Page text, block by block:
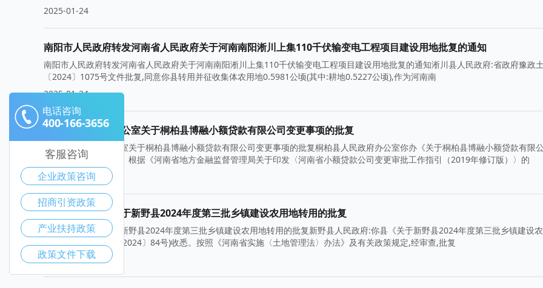
2025-01-24
南阳市人民政府转发河南省人民政府关于河南南阳淅川上集110千伏输变电工程项目建设用地批复的通知
南阳市人民政府转发河南省人民政府关于河南南阳淅川上集110千伏输变电工程项目建设用地批复的通知淅川县人民政府:省政府豫政土
〔2024〕1075号文件批复,同意你县转用并征收集体农用地0.5981公顷(其中:耕地0.5227公顷),作为河南南
2025-01-24
南阳市人民政府办公室关于桐柏县博融小额贷款有限公司变更事项的批复
南阳市人民政府办公室关于桐柏县博融小额贷款有限公司变更事项的批复桐柏县人民政府办公室你办《关于桐柏县博融小额贷款有限
更事项的请示》收悉。根据《河南省地方金融监督管理局关于印发〈河南省小额贷款公司变更审批工作指引（2019年修订版）〉的
2025-01-20
南阳市人民政府关于新野县2024年度第三批乡镇建设农用地转用的批复
南阳市人民政府关于新野县2024年度第三批乡镇建设农用地转用的批复新野县人民政府:你县《关于新野县2024年度第三批乡镇建设
用的请示》(新政文〔2024〕84号)收悉。按照《河南省实施〈土地管理法〉办法》及有关政策规定,经审查,批复
2025-01-06
电话咨询
400-166-3656
客服咨询
企业政策咨询
招商引资政策
产业扶持政策
政策文件下载